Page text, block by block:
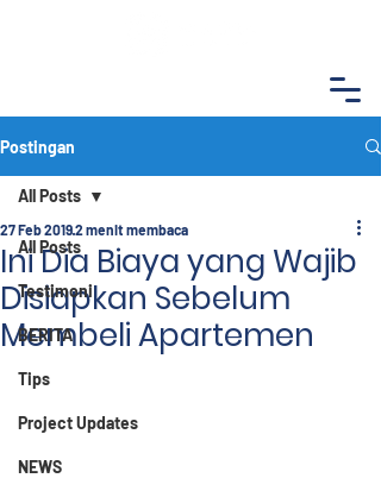
Postingan
All Posts
Testimoni
BERITA
Tips
Project Updates
NEWS
All Posts
Ini Dia Biaya yang Wajib
Disiapkan Sebelum
Membeli Apartemen
27 Feb 20192 menit membaca